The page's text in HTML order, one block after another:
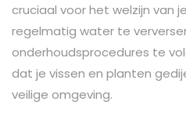
cruciaal voor het welzijn van
regelmatig water te
onderhoudsprocedures te
dat je vissen en planten
veilige omgeving.